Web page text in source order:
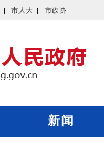
市人大 市政协
新闻